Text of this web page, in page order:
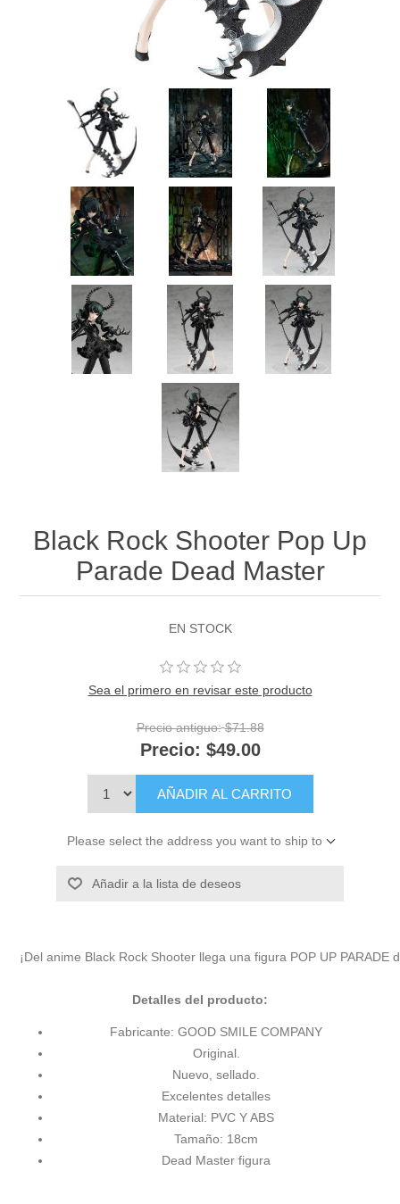
Black Rock Shooter Pop Up
Parade Dead Master
EN STOCK
Sea el primero en revisar este producto
Precio antiguo: $71.88
Precio: $49.00
AÑADIR AL CARRITO
Please select the address you want to ship to
Añadir a la lista de deseos
¡Del anime Black Rock Shooter llega una figura POP UP
Detalles del producto:
Fabricante: GOOD SMILE COMPANY
Original.
Nuevo, sellado.
Excelentes detalles
Material: PVC Y ABS
Tamaño: 18cm
Dead Master figura